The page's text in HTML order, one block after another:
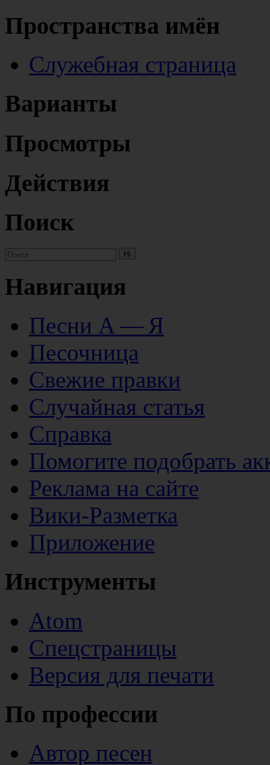
Пространства имён
Служебная страница
Варианты
Просмотры
Действия
Поиск
Навигация
Песни А — Я
Песочница
Свежие правки
Случайная статья
Справка
Помогите подобрать
Реклама на сайте
Вики-Разметка
Приложение
Инструменты
Atom
Спецстраницы
Версия для печати
По профессии
Автор песен